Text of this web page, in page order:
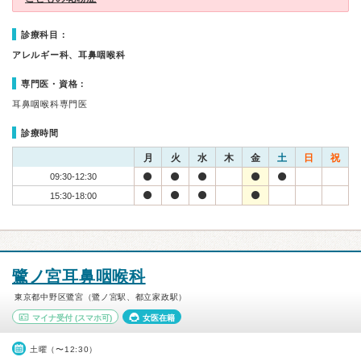
診療科目：
アレルギー科、耳鼻咽喉科
専門医・資格：
耳鼻咽喉科専門医
診療時間
月 火 水 木 金 土 日 祝
09:30-12:30
15:30-18:00
鷺ノ宮耳鼻咽喉科
東京都中野区鷺宮（鷺ノ宮駅、都立家政駅）
マイナ受付 (スマホ可) 女医在籍
土曜（〜12:30）